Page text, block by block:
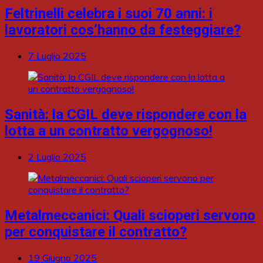
Feltrinelli celebra i suoi 70 anni: i
lavoratori cos’hanno da festeggiare?
7 Luglio 2025
Sanità: la CGIL deve rispondere con la
lotta a un contratto vergognoso!
2 Luglio 2025
Metalmeccanici: Quali scioperi servono
per conquistare il contratto?
19 Giugno 2025